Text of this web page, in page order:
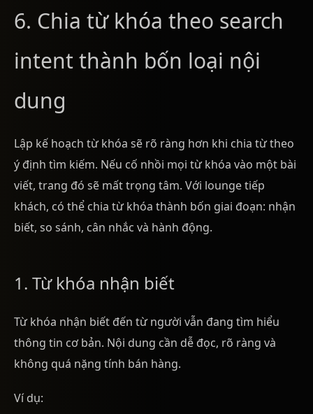
6. Chia từ khóa theo search
intent thành bốn loại nội
dung
Lập kế hoạch từ khóa sẽ rõ ràng hơn khi chia từ theo
ý định tìm kiếm. Nếu cố nhồi mọi từ khóa vào một bài
viết, trang đó sẽ mất trọng tâm. Với lounge tiếp
khách, có thể chia từ khóa thành bốn giai đoạn: nhận
biết, so sánh, cân nhắc và hành động.
1. Từ khóa nhận biết
Từ khóa nhận biết đến từ người vẫn đang tìm hiểu
thông tin cơ bản. Nội dung cần dễ đọc, rõ ràng và
không quá nặng tính bán hàng.
Ví dụ: